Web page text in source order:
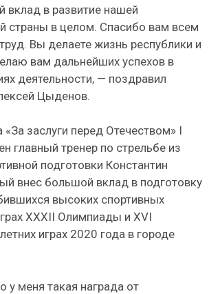
вклад в развитие нашей
страны в целом. Спасибо вам всем
Вы делаете жизнь республики и
вам дальнейших успехов в
деятельности, — поздравил
Цыденов.
заслуги перед Отечеством» I
главный тренер по стрельбе из
подготовки Константин
внес большой вклад в подготовку
высоких спортивных
XXXII Олимпиады и XVI
играх 2020 года в городе
у меня такая награда от